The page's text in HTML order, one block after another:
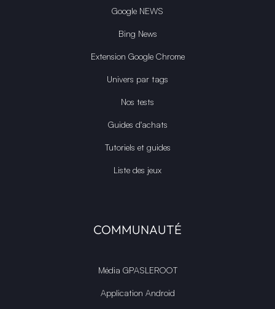
Google NEWS
Bing News
Extension Google Chrome
Univers par tags
Nos tests
Guides d'achats
Tutoriels et guides
Liste des jeux
COMMUNAUTÉ
Média GPASLEROOT
Application Android